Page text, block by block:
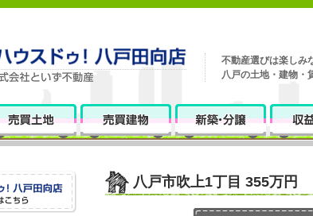
不動産選びは楽しみ
八戸の土地・建物・
八戸市吹上1丁目 355万円